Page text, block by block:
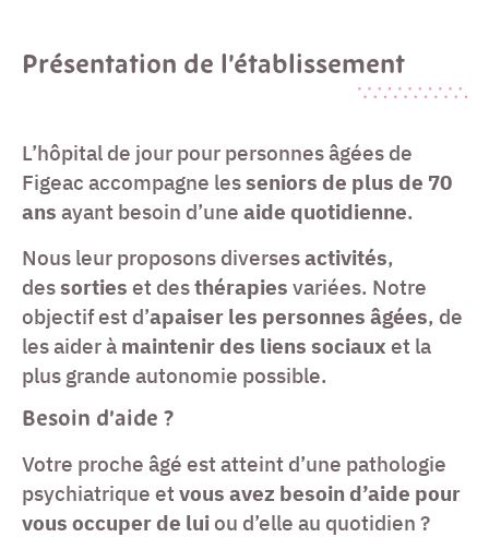
Présentation de l’établissement
L’hôpital de jour pour personnes âgées de
Figeac accompagne lesseniors de plus de 70
ans ayant besoin d’une aide quotidienne.
Nous leur proposons diversesactivités,
dessorties et desthérapies variées. Notre
objectif est d’apaiser les personnes âgées, de
les aider à maintenir des liens sociaux et la
plus grande autonomie possible.
Besoin d’aide ?
Votre proche âgé est atteint d’une pathologie
psychiatrique etvous avez besoin d’aide pour
vous occuper de luiou d’elle au quotidien ?